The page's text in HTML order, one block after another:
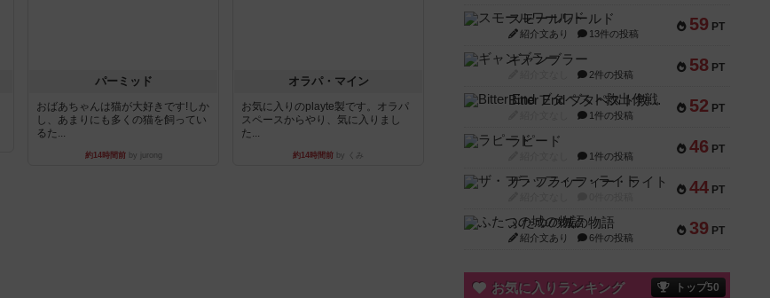
パーミッド
おばあちゃんは猫が大好きです!しか
し、あまりにも多くの猫を飼ってい
るた...
約14時間前by jurong
オラパ・マイン
お気に入りのplayte製です。オラパ
スペースからやり、気に入りまし
た...
約14時間前 by くみ
59 PT
スモールワールド
紹介文あり 13件の投稿
58 PT
ギャンブラー
2件の投稿
52 PT
Bitter End ブタペスト救出作戦
1件の投稿
46 PT
ラピード
1件の投稿
44 PT
ザ・フラッフィー・ライト
39 PT
ふたつの城の物語
紹介文あり 6件の投稿
お気に入りランキング トップ50